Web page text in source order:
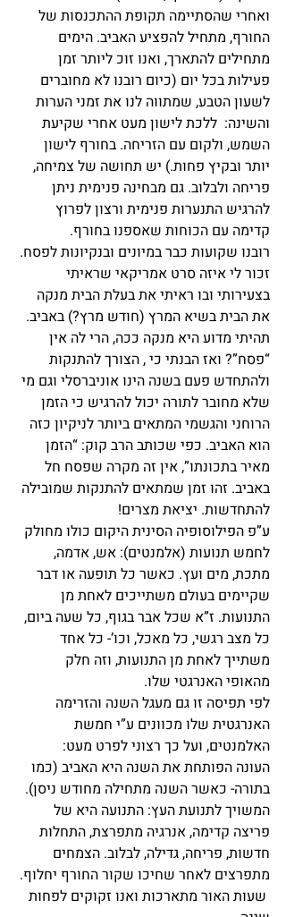
ואחרי שהסתיימה תקופת ההתכנסות של
החורף, מתחיל להפציע האביב. הימים
מתחילים להתארך, ואנו זוכ ליותר זמן
פעילות בכל יום (כיום רובנו לא מחוברים
לשעון הטבע, שמתווה לנו את זמני הערות
והשינה:  ללכת לישון מעט אחרי שקיעת
השמש, ולקום עם הזריחה. בחורף לישון
יותר ובקיץ פחות.) יש תחושה של צמיחה,
פריחה ולבלוב. גם מבחינה פנימית ניתן
להרגיש התנערות פנימית ורצון לפרוץ
קדימה עם הכוחות שאספנו בחורף.
רובנו שקועות כבר במיונים ובנקיונות לפסח.
זכור לי איזה סרט אמריקאי שראיתי
בצעירותי ובו ראיתי את בעלת הבית מנקה
את הבית בשיא המרץ (חודש מרץ?) באביב.
תהיתי מדוע היא מנקה ככה, הרי לה אין
“פסח”? ואז הבנתי כי , הצורך להתנקות
ולהתחדש פעם בשנה הינו אוניברסלי וגם מי
שלא מחובר לתורה יכול להרגיש כי הזמן
הרוחני והגשמי המתאים ביותר לניקיון כזה
הוא האביב. כפי שכותב הרב קוק: “הזמן
מאיר בתכונתו”, אין זה מקרה שפסח חל
באביב. זהו זמן שמתאים להתנקות שמובילה
להתחדשות. יציאת מצרים!
ע”פ הפילוסופיה הסינית היקום כולו מחולק
לחמש תנועות (אלמנטים): אש, אדמה,
מתכת, מים ועץ. כאשר כל תופעה או דבר
שקיימים בעולם משתייכים לאחת מן
התנועות. ז”א שכל אבר בגוף, כל שעה ביום,
כל מצב רגשי, כל מאכל, וכו’- כל אחד
משתייך לאחת מן התנועות, וזה חלק
מהאופי האנרגטי שלו.
לפי תפיסה זו גם מעגל השנה והזרימה
האנרגטית שלו מכוונים ע”י חמשת
האלמנטים, ועל כך רצוני לפרט מעט:
העונה הפותחת את השנה היא האביב (כמו
בתורה- כאשר השנה מתחילה מחודש ניסן).
המשויך לתנועת העץ: התנועה היא של
פריצה קדימה, אנרגיה מתפרצת, התחלות
חדשות, פריחה, גדילה, לבלוב. הצמחים
מתפרצים לאחר שחיכו שקור החורף יחלוף.
שעות האור מתארכות ואנו זקוקים לפחות